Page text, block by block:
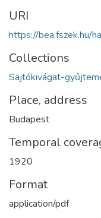
URI
https://bea.fszek.hu/
Collections
Sajtókivágat-
Place, address
Budapest
Temporal
1920
Format
application/pdf